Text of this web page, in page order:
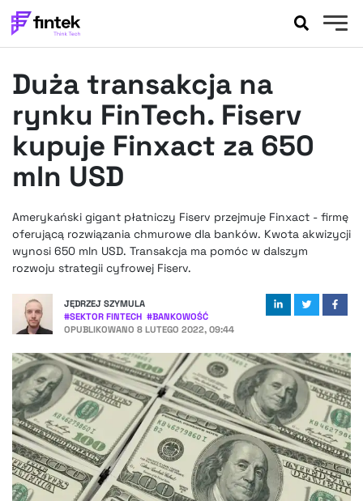
BANKOWOŚĆ
EVENTY
FELIETONY
WYWIADY
LEGAL
FINTEKEXTRA
OKIEM EKSPERTA
Duża transakcja na
rynku FinTech. Fiserv
kupuje Finxact za 650
mln USD
Amerykański gigant płatniczy Fiserv przejmuje Finxact - firmę
oferującą rozwiązania chmurowe dla banków. Kwota akwizycji
wynosi 650 mln USD. Transakcja ma pomóc w dalszym
rozwoju strategii cyfrowej Fiserv.
JĘDRZEJ SZYMULA
#SEKTOR FINTECH #BANKOWOŚĆ
OPUBLIKOWANO 8 LUTEGO 2022, 09:44